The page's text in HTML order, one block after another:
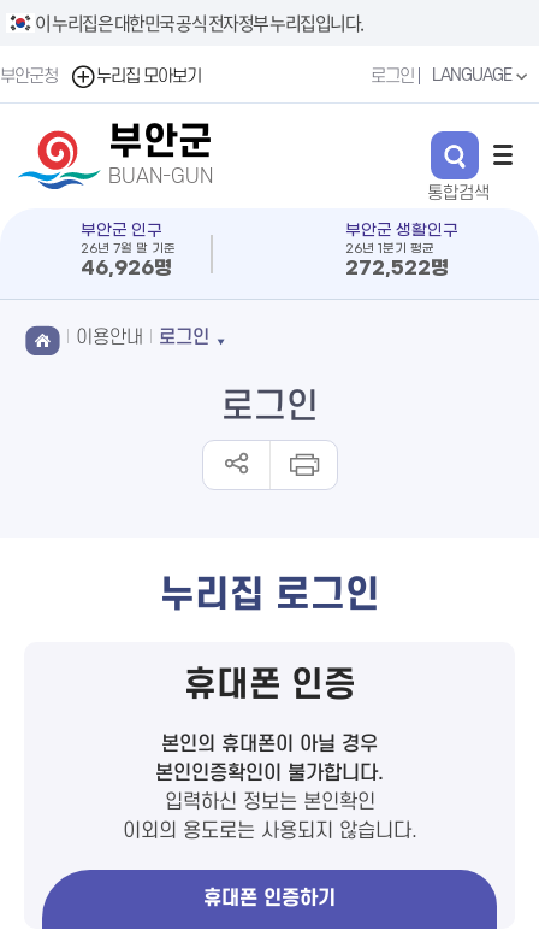
이 누리집은 대한민국 공식 전자정부 누리집입니다.
부안군청 누리집 모아보기 로그인 LANGUAGE
부안군
BUAN-GUN
부안군 인구
26년 7월 말 기준
46,926명
부안군 생활인구
26년 1분기 평균
272,522명
이용안내 로그인
로그인
누리집 로그인
휴대폰 인증
본인의 휴대폰이 아닐 경우
본인인증확인이 불가합니다.
입력하신 정보는 본인확인
이외의 용도로는 사용되지 않습니다.
휴대폰 인증하기